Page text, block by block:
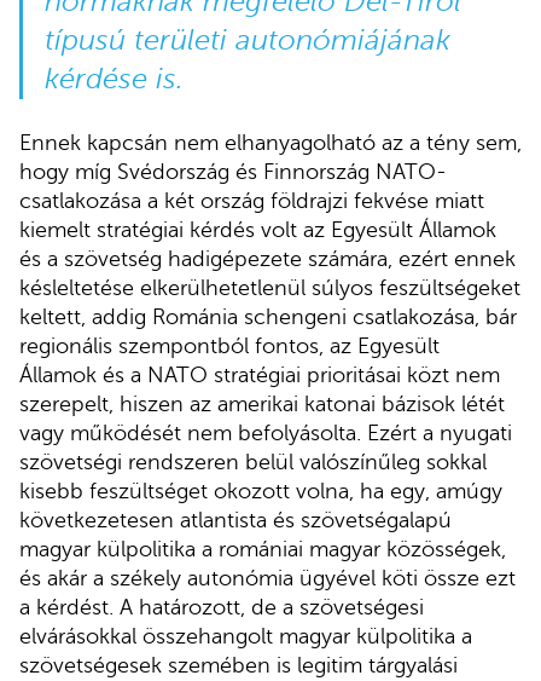
típusú területi autonómiájának
kérdése is.
Ennek kapcsán nem elhanyagolható az a tény sem,
hogy míg Svédország és Finnország NATO-
csatlakozása a két ország földrajzi fekvése miatt
kiemelt stratégiai kérdés volt az Egyesült Államok
és a szövetség hadigépezete számára, ezért ennek
késleltetése elkerülhetetlenül súlyos feszültségeket
keltett, addig Románia schengeni csatlakozása, bár
regionális szempontból fontos, az Egyesült
Államok és a NATO stratégiai prioritásai közt nem
szerepelt, hiszen az amerikai katonai bázisok létét
vagy működését nem befolyásolta. Ezért a nyugati
szövetségi rendszeren belül valószínűleg sokkal
kisebb feszültséget okozott volna, ha egy, amúgy
következetesen atlantista és szövetségalapú
magyar külpolitika a romániai magyar közösségek,
és akár a székely autonómia ügyével köti össze ezt
a kérdést. A határozott, de a szövetségesi
elvárásokkal összehangolt magyar külpolitika a
szövetségesek szemében is legitim tárgyalási